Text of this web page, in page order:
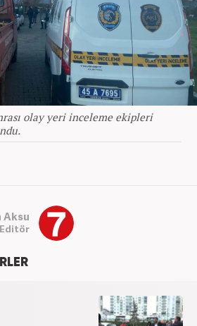
olay yeri inceleme ekipleri
Aksu